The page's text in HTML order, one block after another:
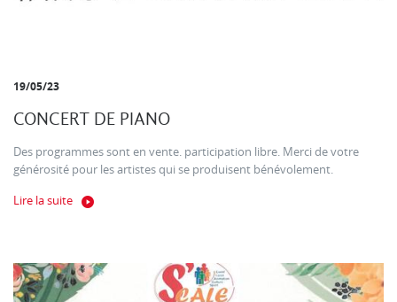
19/05/23
CONCERT DE PIANO
Des programmes sont en vente. participation libre. Merci de votre
générosité pour les artistes qui se produisent bénévolement.
Lire la suite